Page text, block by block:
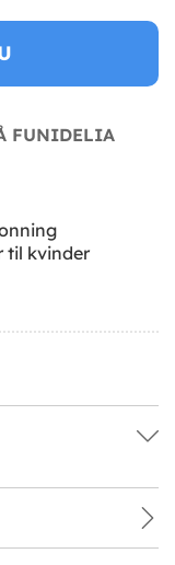
FUNIDELIA
til kvinder